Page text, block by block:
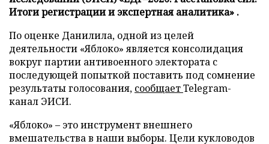
Итоги регистрации и экспертная аналитика» .
По оценке Данилила, одной из целей
деятельности «Яблоко» является консолидация
вокруг партии антивоенного электората с
последующей попыткой поставить под сомнение
результаты голосования, сообщаетTelegram-
канал ЭИСИ.
«Яблоко» – это инструмент внешнего
вмешательства в наши выборы. Цели кукловодов